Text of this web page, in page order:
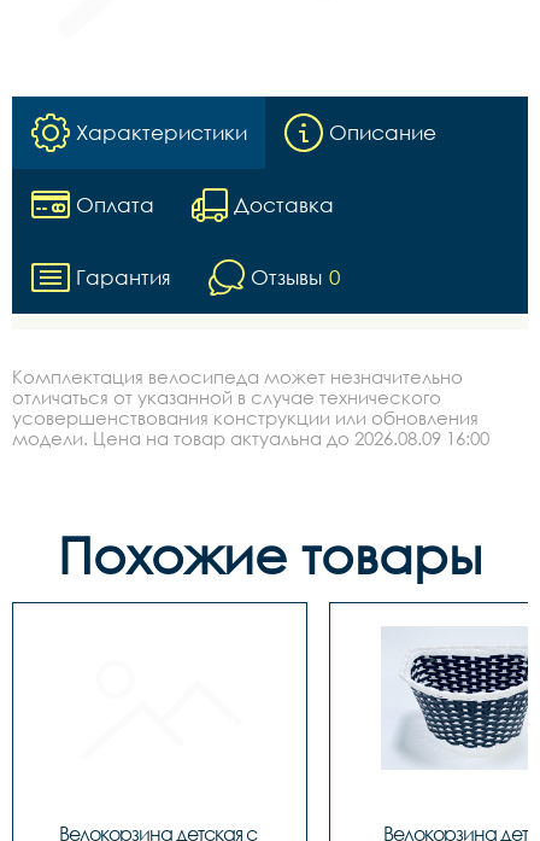
Характеристики Описание
Оплата Доставка
Гарантия Отзывы 0
Комплектация велосипеда может незначительно
отличаться от указанной в случае технического
усовершенствования конструкции или обновления
модели. Цена на товар актуальна до 2026.08.09 16:00
Похожие товары
Велокорзина детская с
Велокорзина